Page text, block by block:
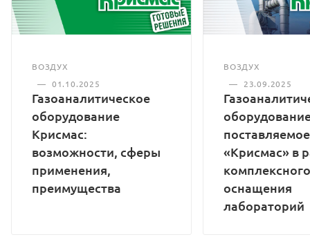
ВОЗДУХ
— 01.10.2025
Газоаналитическое
оборудование
Крисмас:
возможности, сферы
применения,
преимущества
ВОЗДУХ
—
23.09.2025
«Крисмас» в
комплексного
оснащения
лабораторий